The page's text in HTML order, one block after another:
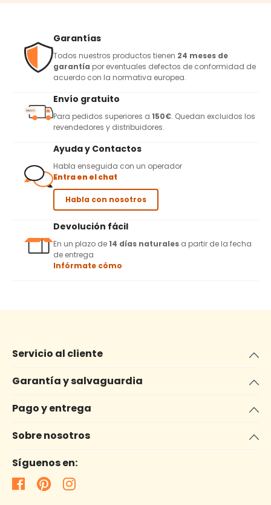
Garantías
Todos nuestros productos tienen 24 meses de
garantía por eventuales defectos de conformidad de
acuerdo con la normativa europea.
Envío gratuito
Para pedidos superiores a 150€. Quedan excluidos los
revendedores y distribuidores.
Ayuda y Contactos
Habla enseguida con un operador
Entra en el chat
Habla con nosotros
Devolución fácil
En un plazo de14 días naturales a partir de la fecha
de entrega
Infórmate cómo
Servicio al cliente
Garantía y salvaguardia
Pago y entrega
Sobre nosotros
Síguenos en: